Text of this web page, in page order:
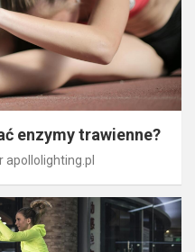
enzymy trawienne?
apollolighting.pl